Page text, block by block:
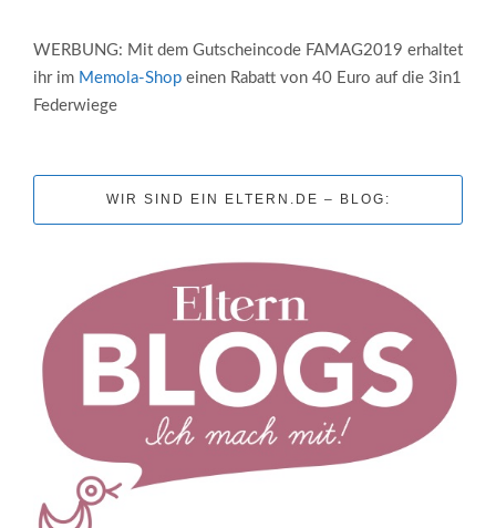
WERBUNG: Mit dem Gutscheincode FAMAG2019 erhaltet
ihr im Memola-Shop einen Rabatt von 40 Euro auf die 3in1
Federwiege
WIR SIND EIN ELTERN.DE – BLOG: